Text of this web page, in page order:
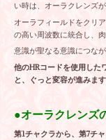
い時は、オーラクレンズ
オーラフィールドをクリ
の高い周波数に統合し、
意識が聖なる意識につな
他のHRコードを使用した
と、ぐっと変容が進みます
●オーラクレンズ
第1チャクラから、第7チ